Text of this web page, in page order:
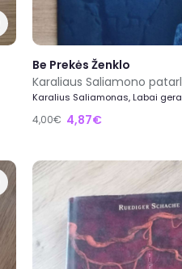
Be Prekės Ženklo
Karalius Saliamonas, Labai gera
4,00€ 4,87€